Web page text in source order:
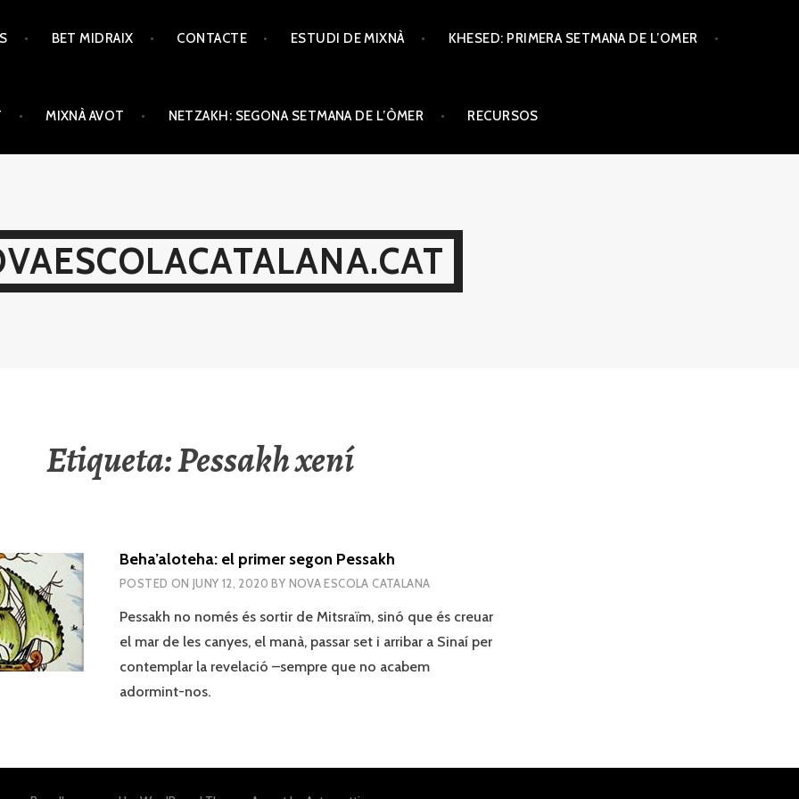
BET MIDRAIX CONTACTE ESTUDI DE MIXNÀ KHESED: PRIMERA SETMANA DE L’OMER
MIXNÀ AVOT NETZAKH: SEGONA SETMANA DE L’ÒMER RECURSOS
Etiqueta:Pessakh xení
Beha’aloteha: el primer segon Pessakh
POSTED ON JUNY 12, 2020 BY NOVA ESCOLA CATALANA
Pessakh no només és sortir de Mitsraïm, sinó que és creuar
el mar de les canyes, el manà, passar set i arribar a Sinaí per
contemplar la revelació –sempre que no acabem
adormint-nos.